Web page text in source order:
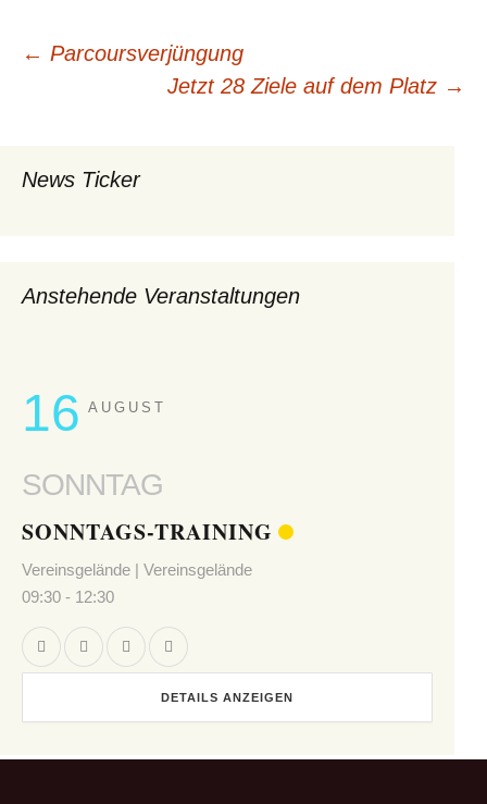
Beitragsnavigation
← Parcoursverjüngung
Jetzt 28 Ziele auf dem Platz →
News Ticker
Anstehende Veranstaltungen
16 AUGUST
SONNTAG
SONNTAGS-TRAINING
Vereinsgelände | Vereinsgelände
09:30 - 12:30
DETAILS ANZEIGEN